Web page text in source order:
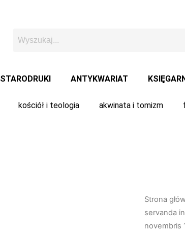
STARODRUKI ANTYKWARIAT
kościół i teologia akwinata i tomizm
Strona
servanda
novembris
ilość
Ordo